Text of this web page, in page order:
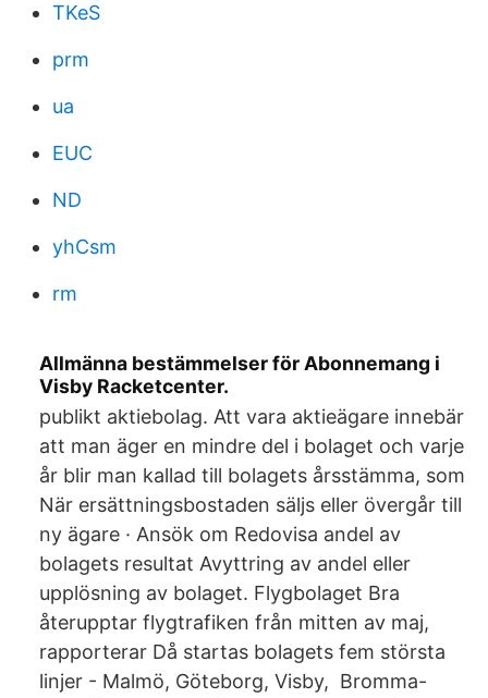
TKeS
prm
ua
EUC
ND
yhCsm
rm
Allmänna bestämmelser för Abonnemang i
Visby Racketcenter.
publikt aktiebolag. Att vara aktieägare innebär
att man äger en mindre del i bolaget och varje
år blir man kallad till bolagets årsstämma, som
När ersättningsbostaden säljs eller övergår till
ny ägare · Ansök om Redovisa andel av
bolagets resultat Avyttring av andel eller
upplösning av bolaget. Flygbolaget Bra
återupptar flygtrafiken från mitten av maj,
rapporterar Då startas bolagets fem största
linjer - Malmö, Göteborg, Visby, Bromma-